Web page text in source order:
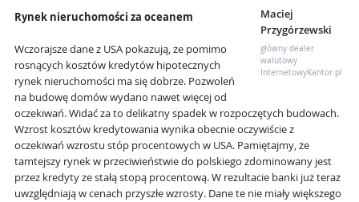
Maciej
Przygórzewski
główny dealer
walutowy
InternetowyKantor.pl
Rynek nieruchomości za oceanem
Wczorajsze dane z USA pokazują, że pomimo
rosnących kosztów kredytów hipotecznych
rynek nieruchomości ma się dobrze. Pozwoleń
na budowę domów wydano nawet więcej od
oczekiwań. Widać za to delikatny spadek w rozpoczętych budowach.
Wzrost kosztów kredytowania wynika obecnie oczywiście z
oczekiwań wzrostu stóp procentowych w USA. Pamiętajmy, że
tamtejszy rynek w przeciwieństwie do polskiego zdominowany jest
przez kredyty ze stałą stopą procentową. W rezultacie banki już teraz
uwzględniają w cenach przyszłe wzrosty. Dane te nie miały większego